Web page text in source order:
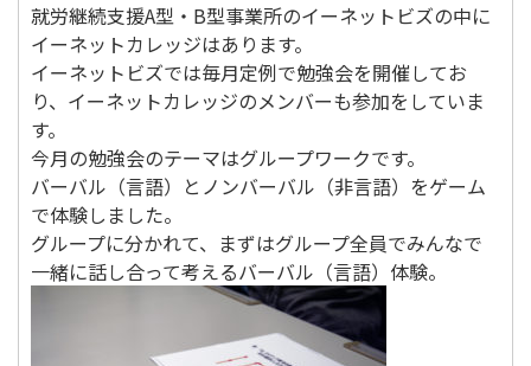
就労継続支援A型・B型事業所のイーネットビズの中に
イーネットカレッジはあります。
イーネットビズでは毎月定例で勉強会を開催してお
り、イーネットカレッジのメンバーも参加をしていま
す。
今月の勉強会のテーマはグループワークです。
バーバル（言語）とノンバーバル（非言語）をゲーム
で体験しました。
グループに分かれて、まずはグループ全員でみんなで
一緒に話し合って考えるバーバル（言語）体験。